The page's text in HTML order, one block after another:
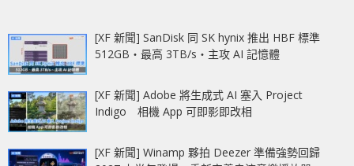
[XF 新聞] SanDisk 同 SK hynix 推出 HBF 標準
512GB‧最高 3TB/s‧主攻 AI 記憶體
[XF 新聞] Adobe 將生成式 AI 塞入 Project
Indigo 相機 App 可即影即改相
[XF 新聞] Winamp 夥拍 Deezer 準備強勢回歸